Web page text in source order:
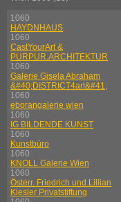
1060
HAYDNHAUS
1060
CastYourArt &
PURPUR.ARCHITEKTUR
1060
Galerie Gisela Abraham
&#40;DISTRICT4art&#41;
1060
eborangalerie wien
1060
IG BILDENDE KUNST
1060
Kunstbüro
1060
KNOLL Galerie Wien
1060
Österr. Friedrich und Lillian
Kiesler Privatstiftung